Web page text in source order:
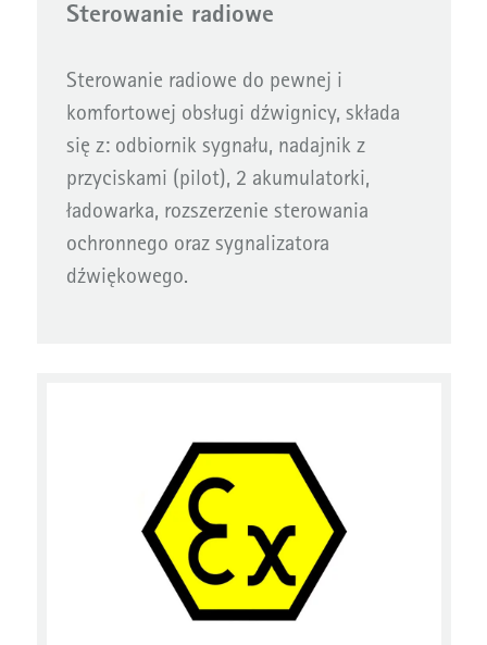
Sterowanie radiowe
Sterowanie radiowe do pewnej i
komfortowej obsługi dźwignicy, składa
się z: odbiornik sygnału, nadajnik z
przyciskami (pilot), 2 akumulatorki,
ładowarka, rozszerzenie sterowania
ochronnego oraz sygnalizatora
dźwiękowego.